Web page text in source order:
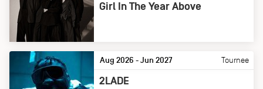
Girl In The Year Above
Tournee
Aug 2026 - Jun 2027
2LADE